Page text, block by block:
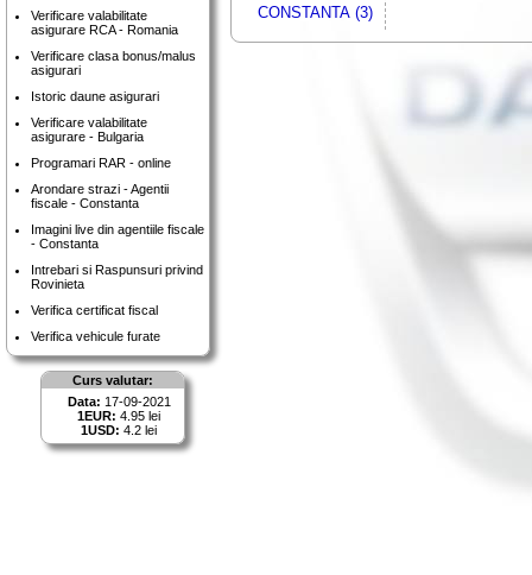
Verificare valabilitate
asigurare RCA - Romania
Verificare clasa bonus/malus
asigurari
Istoric daune asigurari
Verificare valabilitate
asigurare - Bulgaria
Programari RAR - online
Arondare strazi - Agentii
fiscale - Constanta
Imagini live din agentiile fiscale
- Constanta
Intrebari si Raspunsuri privind
Rovinieta
Verifica certificat fiscal
Verifica vehicule furate
Curs valutar:
Data: 17-09-2021
1EUR: 4.95 lei
1USD: 4.2 lei
CONSTANTA (3)